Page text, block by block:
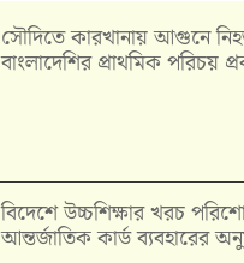
সৌদিতে কারখানায় আগুনে
বাংলাদেশির প্রাথমিক পরিচয়
বিদেশে উচ্চশিক্ষার খরচ
আন্তর্জাতিক কার্ড ব্যবহারের